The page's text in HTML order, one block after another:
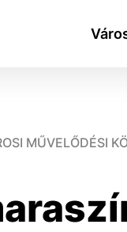
MŰVELŐDÉSI